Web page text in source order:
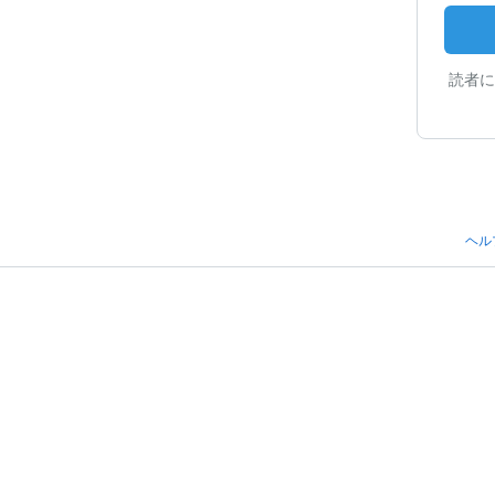
読者
ヘル